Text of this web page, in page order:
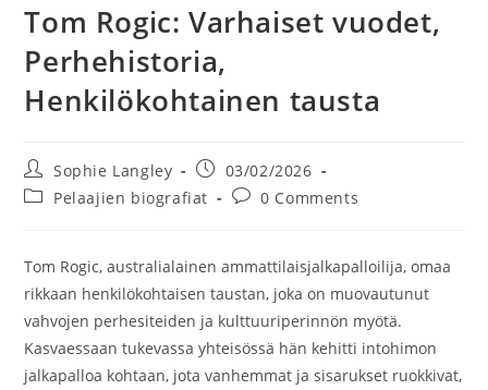
Tom Rogic: Varhaiset vuodet,
Perhehistoria,
Henkilökohtainen tausta
Post
author:
Sophie Langley
Post
published:
03/02/2026
PostPelaajien biografiat
Post0 Comments
Tom Rogic, australialainen ammattilaisjalkapalloilija, omaa
rikkaan henkilökohtaisen taustan, joka on muovautunut
vahvojen perhesiteiden ja kulttuuriperinnön myötä.
Kasvaessaan tukevassa yhteisössä hän kehitti intohimon
jalkapalloa kohtaan, jota vanhemmat ja sisarukset ruokkivat,